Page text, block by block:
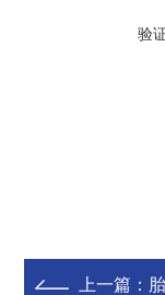
验
上一篇：